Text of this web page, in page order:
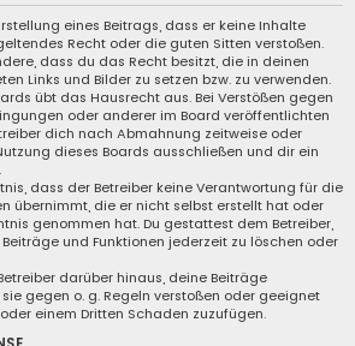
eines Beitrags, dass er keine Inhalte
Recht oder die guten Sitten verstoßen.
dass du das Recht besitzt, die in deinen
Links und Bilder zu setzen bzw. zu verwenden.
übt das Hausrecht aus. Bei Verstößen gegen
oder anderer im Board veröffentlichten
dich nach Abmahnung zeitweise oder
dieses Boards ausschließen und dir ein
dass der Betreiber keine Verantwortung für die
übernimmt, die er nicht selbst erstellt hat oder
genommen hat. Du gestattest dem Betreiber,
und Funktionen jederzeit zu löschen oder
darüber hinaus, deine Beiträge
gegen o. g. Regeln verstoßen oder geeignet
einem Dritten Schaden zuzufügen.